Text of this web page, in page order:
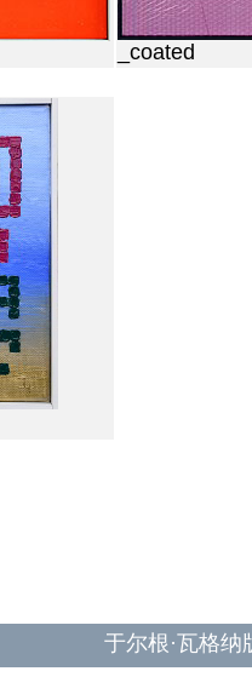
_coated
于尔根·瓦格